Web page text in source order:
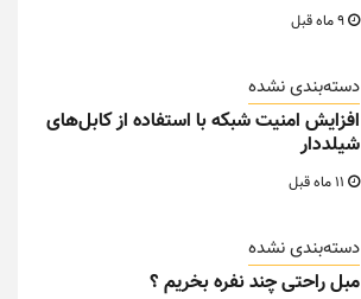
دسته‌بندی نشده
افزایش امنیت شبکه با استفاده از کابل‌های
شیلددار
دسته‌بندی نشده
مبل راحتی چند نفره بخریم ؟